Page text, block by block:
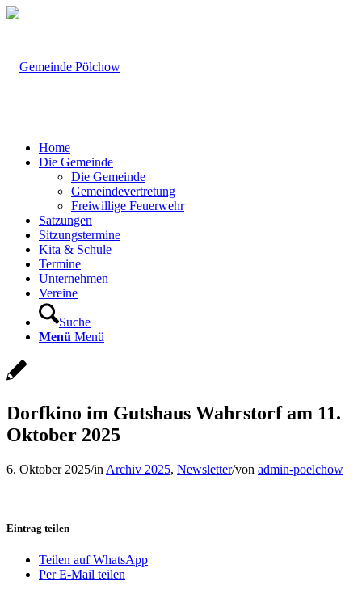
Home
Die Gemeinde
Die Gemeinde
Gemeindevertretung
Freiwillige Feuerwehr
Satzungen
Sitzungstermine
Kita & Schule
Termine
Unternehmen
Vereine
Suche
Menü Menü
Dorfkino im Gutshaus Wahrstorf am 11.
Oktober 2025
6. Oktober 2025/in Archiv 2025, Newsletter/von admin-poelchow
Eintrag teilen
Teilen auf WhatsApp
Per E-Mail teilen